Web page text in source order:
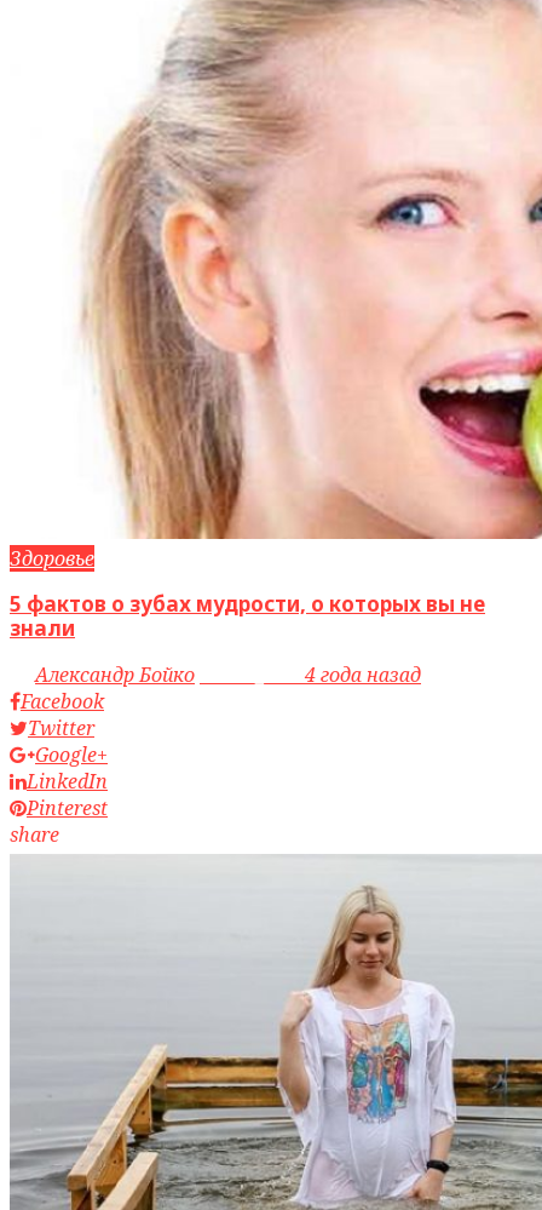
Здоровье
5 фактов о зубах мудрости, о которых вы не
знали
byАлександр Бойко
4 года назад
Facebook
Twitter
Google+
LinkedIn
Pinterest
share